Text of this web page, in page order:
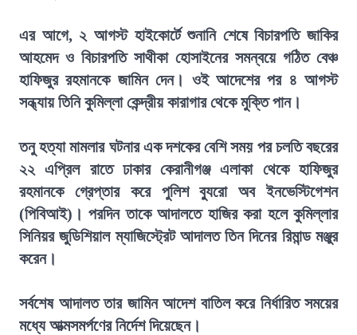
এর আগে, ২ আগস্ট হাইকোর্টে শুনানি শেষে বিচারপতি জাকির
আহমেদ ও বিচারপতি সাথীকা হোসাইনের সমন্বয়ে গঠিত বেঞ্চ
হাফিজুর রহমানকে জামিন দেন। ওই আদেশের পর ৪ আগস্ট
সন্ধ্যায় তিনি কুমিল্লা কেন্দ্রীয় কারাগার থেকে মুক্তি পান।
তনু হত্যা মামলার ঘটনার এক দশকের বেশি সময় পর চলতি বছরের
২২ এপ্রিল রাতে ঢাকার কেরানীগঞ্জ এলাকা থেকে হাফিজুর
রহমানকে গ্রেপ্তার করে পুলিশ ব্যুরো অব ইনভেস্টিগেশন
(পিবিআই)। পরদিন তাকে আদালতে হাজির করা হলে কুমিল্লার
সিনিয়র জুডিশিয়াল ম্যাজিস্ট্রেট আদালত তিন দিনের রিমান্ড মঞ্জুর
করেন।
সর্বশেষ আদালত তার জামিন আদেশ বাতিল করে নির্ধারিত সময়ের
মধ্যে আত্মসমর্পণের নির্দেশ দিয়েছেন।